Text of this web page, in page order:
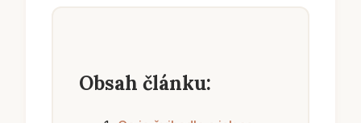
Obsah článku: